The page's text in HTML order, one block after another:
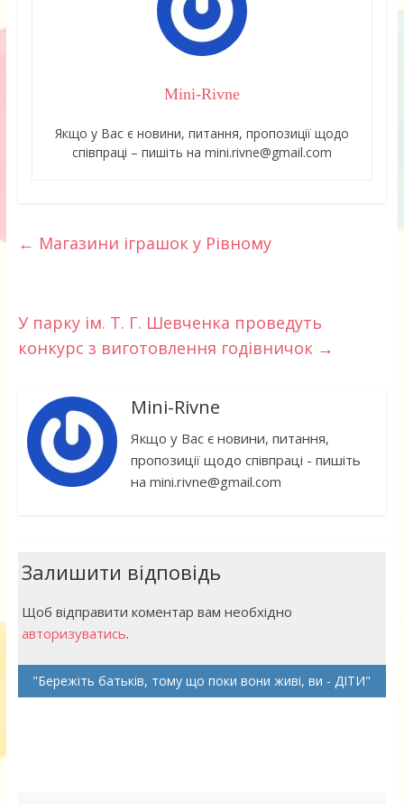
Mini-Rivne
Якщо у Вас є новини, питання, пропозиції щодо
співпраці – пишіть на mini.rivne@gmail.com
← Магазини іграшок у Рівному
У парку ім. Т. Г. Шевченка проведуть
конкурс з виготовлення годівничок →
Mini-Rivne
Якщо у Вас є новини, питання,
пропозиції щодо співпраці - пишіть
на mini.rivne@gmail.com
Залишити відповідь
Щоб відправити коментар вам необхідно
авторизуватись.
Бережіть батьків, тому що поки вони живі, ви - ДІТИ